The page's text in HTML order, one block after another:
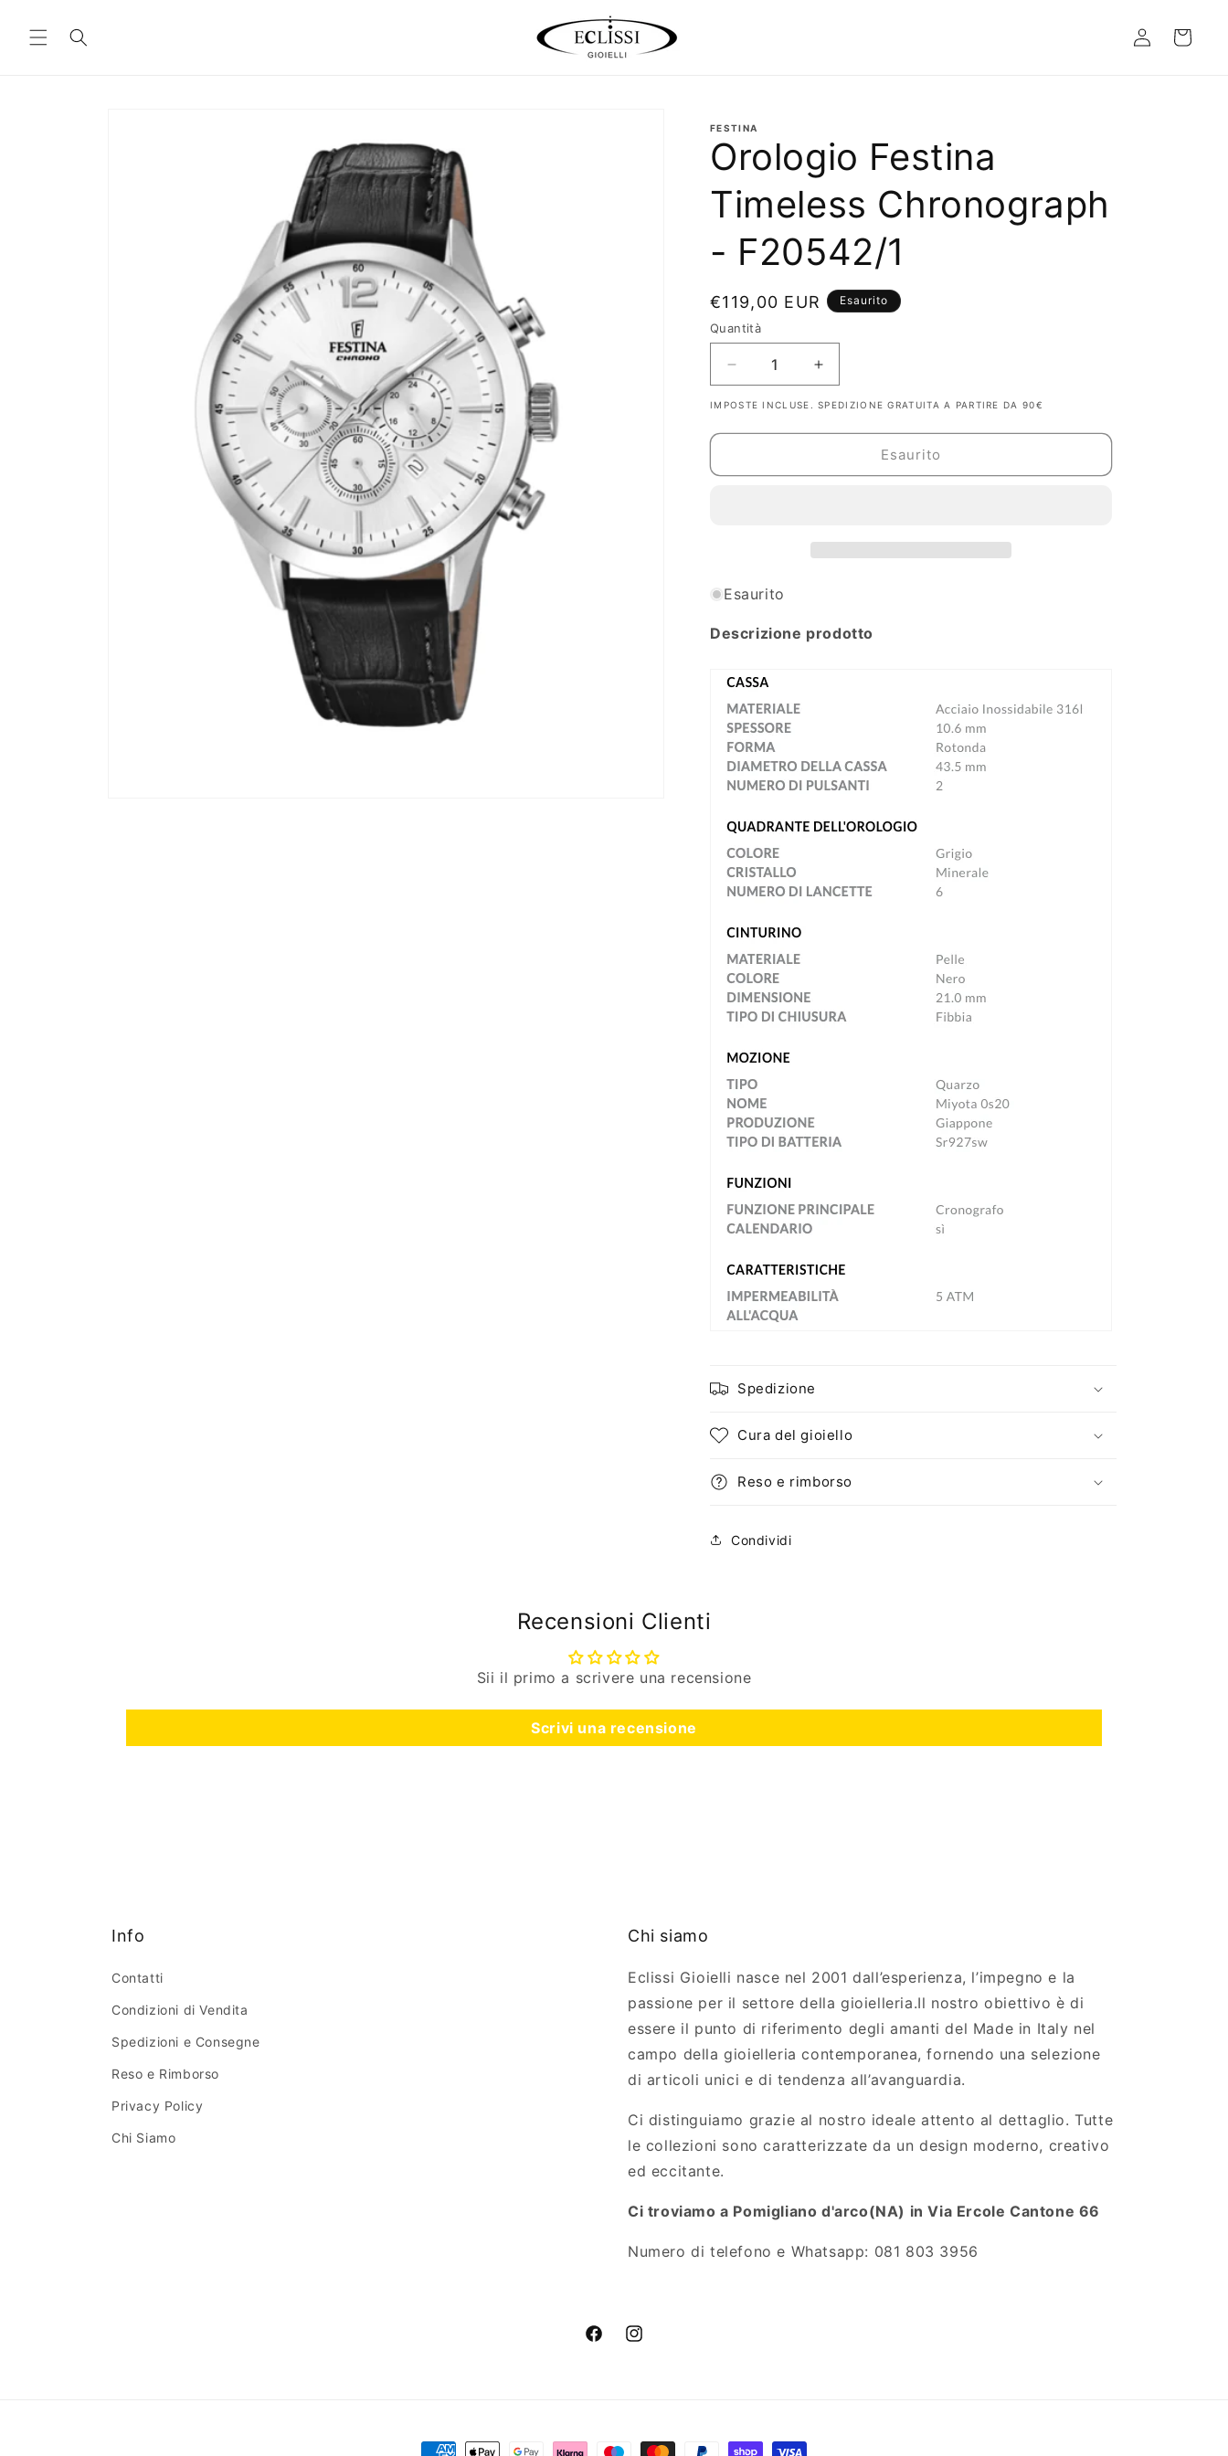
ai contenuti
Accedi Carrello
FESTINA
Orologio Festina
Timeless Chronograph
- F20542/1
Prezzo
di
€119,00 EUR Esaurito
Quantità
Diminuisci
quantità
per
Orologio
Aumenta
quantità
per
Orologio
IMPOSTE INCLUSE. SPEDIZIONE GRATUITA A PARTIRE DA 90€
Esaurito
Esaurito
Descrizione prodotto
Spedizione
Cura del gioiello
Reso e rimborso
Condividi
Recensioni Clienti
Sii il primo a scrivere una recensione
Scrivi una recensione
Info
Contatti
Condizioni di Vendita
Spedizioni e Consegne
Reso e Rimborso
Privacy Policy
Chi Siamo
Chi siamo
Eclissi Gioielli nasce nel 2001 dall’esperienza, l’impegno e la
passione per il settore della gioielleria.Il nostro obiettivo è di
essere il punto di riferimento degli amanti del Made in Italy nel
campo della gioielleria contemporanea, fornendo una selezione
di articoli unici e di tendenza all’avanguardia.
Ci distinguiamo grazie al nostro ideale attento al dettaglio. Tutte
le collezioni sono caratterizzate da un design moderno, creativo
ed eccitante.
Ci troviamo a Pomigliano d'arco(NA) in Via Ercole Cantone 66
Numero di telefono e Whatsapp: 081 803 3956
FacebookInstagram